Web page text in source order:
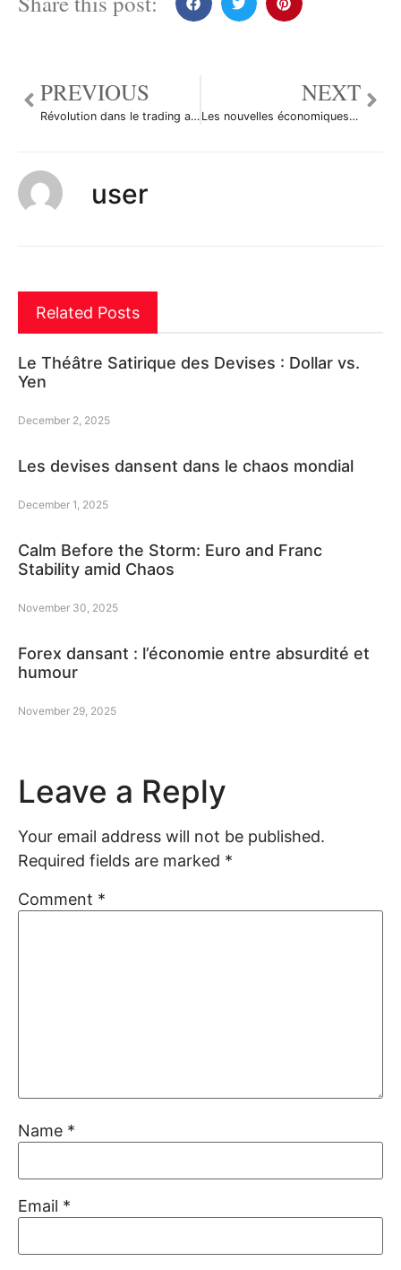
PREVIOUS
Révolution dans le trading automatique avec FXCM
NEXT
Les nouvelles économiques du 4 octobre 2010
user
Related Posts
Le Théâtre Satirique des Devises : Dollar vs.
Yen
December 2, 2025
Les devises dansent dans le chaos mondial
December 1, 2025
Calm Before the Storm: Euro and Franc
Stability amid Chaos
November 30, 2025
Forex dansant : l’économie entre absurdité et
humour
November 29, 2025
Leave a Reply
Your email address will not be published.
Required fields are marked *
Comment *
Name *
Email *